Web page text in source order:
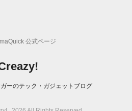
公式ページ
ーのテック・ガジェットブログ